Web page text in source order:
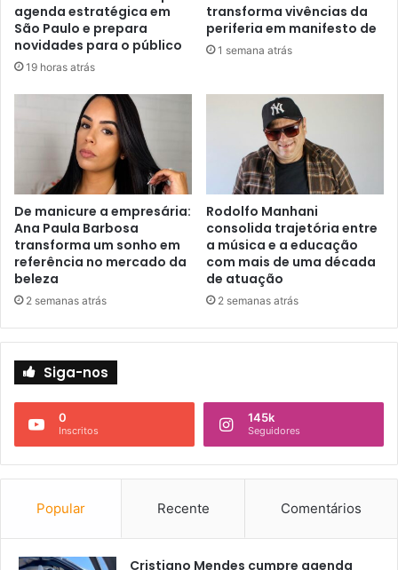
agenda estratégica em
São Paulo e prepara
novidades para o público
19 horas atrás
transforma vivências da
periferia em manifesto de
1 semana atrás
De manicure a empresária:
Ana Paula Barbosa
transforma um sonho em
referência no mercado da
beleza
2 semanas atrás
Rodolfo Manhani
consolida trajetória entre
a música e a educação
com mais de uma década
de atuação
2 semanas atrás
Siga-nos
0
Inscritos
145k
Seguidores
Popular Recente Comentários
Cristiano Mendes cumpre agenda